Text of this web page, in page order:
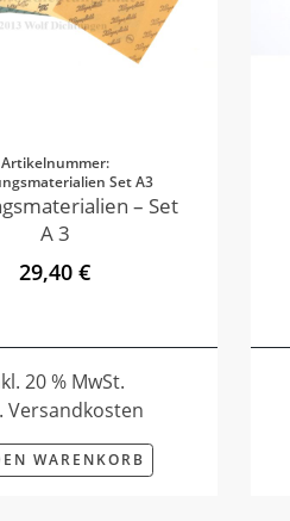
Artikelnummer:
Set A3
– Set
A 3
29,40 €
20 % MwSt.
Versandkosten
WARENKORB